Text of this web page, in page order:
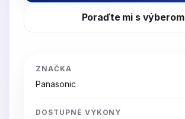
Poraďte mi s výberom
ZNAČKA
Panasonic
DOSTUPNÉ VÝKONY